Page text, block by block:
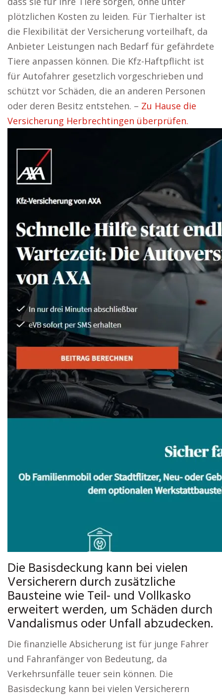
plötzlichen Kosten zu leiden. Für Tierhalter ist
die Flexibilität der Versicherung vorteilhaft, da
Anbieter Leistungen nach Bedarf für gefährdete
Tiere anpassen können. Die Kfz-Haftpflicht ist
für Autofahrer gesetzlich vorgeschrieben und
schützt vor Schäden, die an anderen Personen
oder deren Besitz entstehen. – Zu Hause die
Versicherung Herbrechtingen überprüfen.
Die Basisdeckung kann bei vielen
Versicherern durch zusätzliche
Bausteine wie Teil- und Vollkasko
erweitert werden, um Schäden durch
Vandalismus oder Unfall abzudecken.
Die finanzielle Absicherung ist für junge Fahrer
und Fahranfänger von Bedeutung, da
Verkehrsunfälle teuer sein können. Die
Basisdeckung kann bei vielen Versicherern